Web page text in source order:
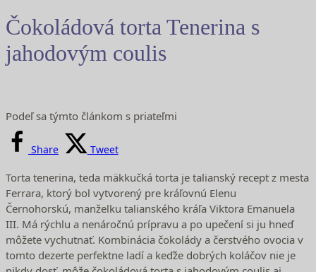
Čokoládová torta Tenerina s
jahodovým coulis
Podeľ sa týmto článkom s priateľmi
Share Tweet
Torta tenerina, teda mäkkučká torta je talianský recept z mesta
Ferrara, ktorý bol vytvorený pre kráľovnú Elenu
Černohorskú, manželku talianského kráľa Viktora Emanuela
III. Má rýchlu a nenáročnú prípravu a po upečení si ju hneď
môžete vychutnať. Kombinácia čokolády a čerstvého ovocia v
tomto dezerte perfektne ladí a keďže dobrých koláčov nie je